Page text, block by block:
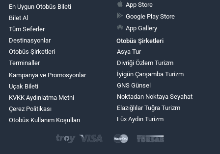
En Uygun Otobüs Bileti
Bilet Al
Tüm Seferler
Destinasyonlar
Otobüs Şirketleri
Terminaller
Kampanya ve Promosyonlar
Uçak Bileti
KVKK Aydınlatma Metni
Çerez Politikası
Otobüs Kullanım Koşulları
App Store
Google Play Store
App Gallery
Otobüs Şirketleri
Asya Tur
Divriği Özlem Turizm
İyigün Çarşamba Turizm
GNS Günsel
Noktadan Noktaya Seyahat
Elazığlılar Tuğra Turizm
Lüx Aydın Turizm